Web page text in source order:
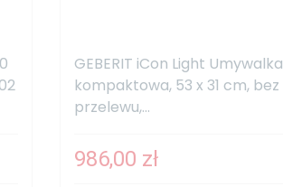
GEBERIT iCon Light Umywalka
kompaktowa, 53 x 31 cm, bez
przelewu,...
986,00 zł